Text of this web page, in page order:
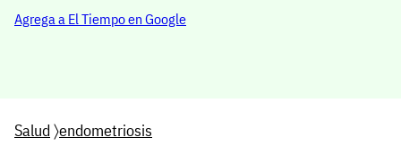
Agrega a El Tiempo en Google
Salud 〉endometriosis